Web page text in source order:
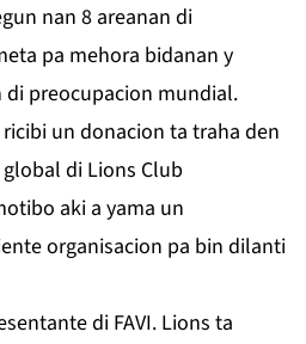
nan 8 areanan di
pa mehora bidanan y
preocupacion mundial.
un donacion ta traha den
di Lions Club
aki a yama un
organisacion pa bin dilanti
di FAVI. Lions ta